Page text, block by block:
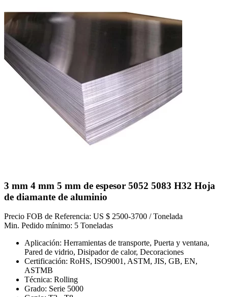
3 mm 4 mm 5 mm de espesor 5052 5083 H32 Hoja
de diamante de aluminio
Precio FOB de Referencia: US $ 2500-3700 / Tonelada
Min. Pedido mínimo: 5 Toneladas
Aplicación: Herramientas de transporte, Puerta y ventana,
Pared de vidrio, Disipador de calor, Decoraciones
Certificación: RoHS, ISO9001, ASTM, JIS, GB, EN,
ASTMB
Técnica: Rolling
Grado: Serie 5000